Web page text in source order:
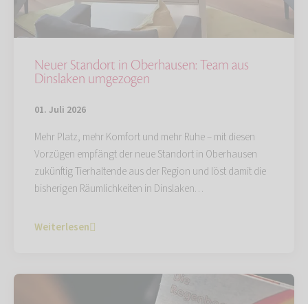
Neuer Standort in Oberhausen: Team aus
Dinslaken umgezogen
01. Juli 2026
Mehr Platz, mehr Komfort und mehr Ruhe – mit diesen
Vorzügen empfängt der neue Standort in Oberhausen
zukünftig Tierhaltende aus der Region und löst damit die
bisherigen Räumlichkeiten in Dinslaken…
Weiterlesen